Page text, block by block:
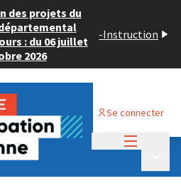
des projets du
: du 06 juillet
2026
-Instruction
Se connecter
2024